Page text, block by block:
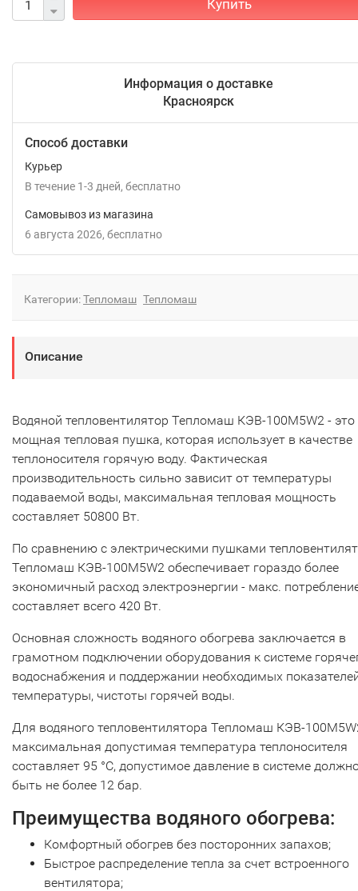
Купить
Информация о доставке
Красноярск
Способ доставки
Курьер
В течение 1-3 дней Бесплатно
Самовывоз из магазина
6 августа 2026
Бесплатно
Категории:Тепломаш Тепломаш
Описание
Водяной тепловентилятор Тепломаш КЭВ-100M5W2 - это
мощная тепловая пушка, которая использует в качестве
теплоносителя горячую воду. Фактическая
производительность сильно зависит от температуры
подаваемой воды, максимальная тепловая мощность
составляет 50800 Вт.
По сравнению с электрическими пушками
Тепломаш КЭВ-100M5W2 обеспечивает гораздо более
экономичный расход электроэнергии - макс.
составляет всего 420 Вт.
Основная сложность водяного обогрева заключается в
грамотном подключении оборудования к системе
водоснабжения и поддержании необходимых
температуры, чистоты горячей воды.
Для водяного тепловентилятора Тепломаш КЭВ-
максимальная допустимая температура теплоносителя
составляет 95 °C, допустимое давление в системе
быть не более 12 бар.
Преимущества водяного обогрева:
Комфортный обогрев без посторонних запахов;
Быстрое распределение тепла за счет встроенного
вентилятора;